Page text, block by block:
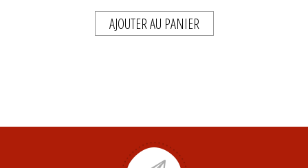
AJOUTER AU PANIER